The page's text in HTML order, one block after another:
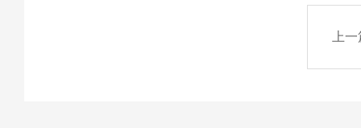
上